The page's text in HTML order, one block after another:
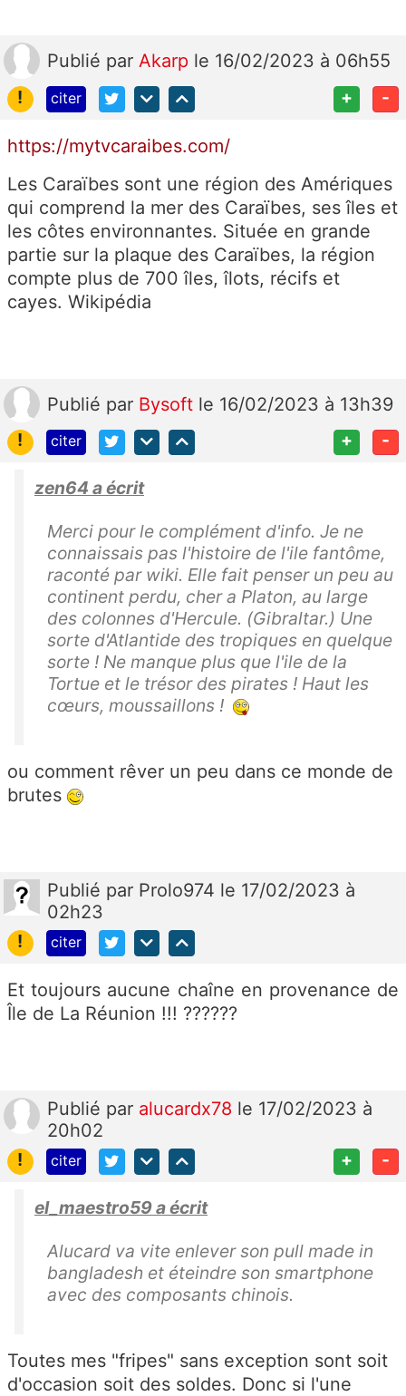
Publié par Akarp le 16/02/2023 à 06h55
!
citer + -
https://mytvcaraibes.com/
Les Caraïbes sont une région des Amériques
qui comprend la mer des Caraïbes, ses îles et
les côtes environnantes. Située en grande
partie sur la plaque des Caraïbes, la région
compte plus de 700 îles, îlots, récifs et
cayes. Wikipédia
Publié par Bysoft le 16/02/2023 à 13h39
!
citer + -
zen64 a écrit
Merci pour le complément d'info. Je ne
connaissais pas l'histoire de l'ile fantôme,
raconté par wiki. Elle fait penser un peu au
continent perdu, cher a Platon, au large
des colonnes d'Hercule. (Gibraltar.) Une
sorte d'Atlantide des tropiques en quelque
sorte ! Ne manque plus que l'ile de la
Tortue et le trésor des pirates ! Haut les
cœurs, moussaillons !
ou comment rêver un peu dans ce monde de
brutes
Publié par Prolo974 le 17/02/2023 à
02h23
!
citer
Et toujours aucune chaîne en provenance de
Île de La Réunion !!! ??????
Publié par alucardx78 le 17/02/2023 à
20h02
!
citer + -
el_maestro59 a écrit
Alucard va vite enlever son pull made in
bangladesh et éteindre son smartphone
avec des composants chinois.
Toutes mes "fripes" sans exception sont soit
d'occasion soit des soldes. Donc si l'une